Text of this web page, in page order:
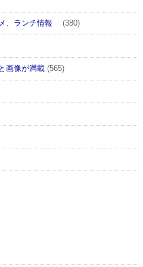
、ランチ情報 (380)
画像が満載 (565)